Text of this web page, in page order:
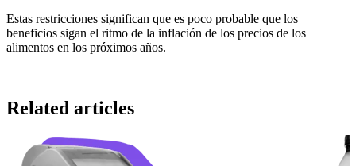
Estas restricciones significan que es poco probable que los
beneficios sigan el ritmo de la inflación de los precios de los
alimentos en los próximos años.
Related articles